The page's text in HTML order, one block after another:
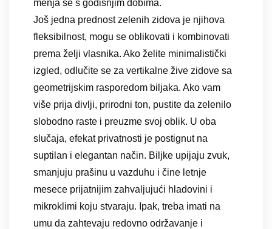
menja se s godišnjim dobima.
Još jedna prednost zelenih zidova je njihova
fleksibilnost, mogu se oblikovati i kombinovati
prema želji vlasnika. Ako želite minimalistički
izgled, odlučite se za vertikalne žive zidove sa
geometrijskim rasporedom biljaka. Ako vam
više prija divlji, prirodni ton, pustite da zelenilo
slobodno raste i preuzme svoj oblik. U oba
slučaja, efekat privatnosti je postignut na
suptilan i elegantan način. Biljke upijaju zvuk,
smanjuju prašinu u vazduhu i čine letnje
mesece prijatnijim zahvaljujući hladovini i
mikroklimi koju stvaraju. Ipak, treba imati na
umu da zahtevaju redovno održavanje i